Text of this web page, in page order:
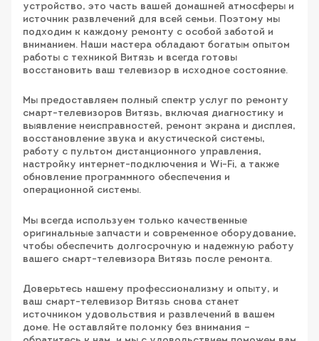
устройство, это часть вашей домашней атмосферы и
источник развлечений для всей семьи. Поэтому мы
подходим к каждому ремонту с особой заботой и
вниманием. Наши мастера обладают богатым опытом
работы с техникой Витязь и всегда готовы
восстановить ваш телевизор в исходное состояние.
Мы предоставляем полный спектр услуг по ремонту
смарт-телевизоров Витязь, включая диагностику и
выявление неисправностей, ремонт экрана и дисплея,
восстановление звука и акустической системы,
работу с пультом дистанционного управления,
настройку интернет-подключения и Wi-Fi, а также
обновление программного обеспечения и
операционной системы.
Мы всегда используем только качественные
оригинальные запчасти и современное оборудование,
чтобы обеспечить долгосрочную и надежную работу
вашего смарт-телевизора Витязь после ремонта.
Доверьтесь нашему профессионализму и опыту, и
ваш смарт-телевизор Витязь снова станет
источником удовольствия и развлечений в вашем
доме. Не оставляйте поломку без внимания –